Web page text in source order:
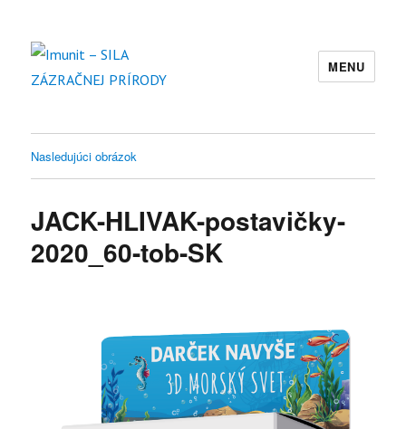
MENU
Nasledujúci obrázok
JACK-HLIVAK-postavičky-
2020_60-tob-SK